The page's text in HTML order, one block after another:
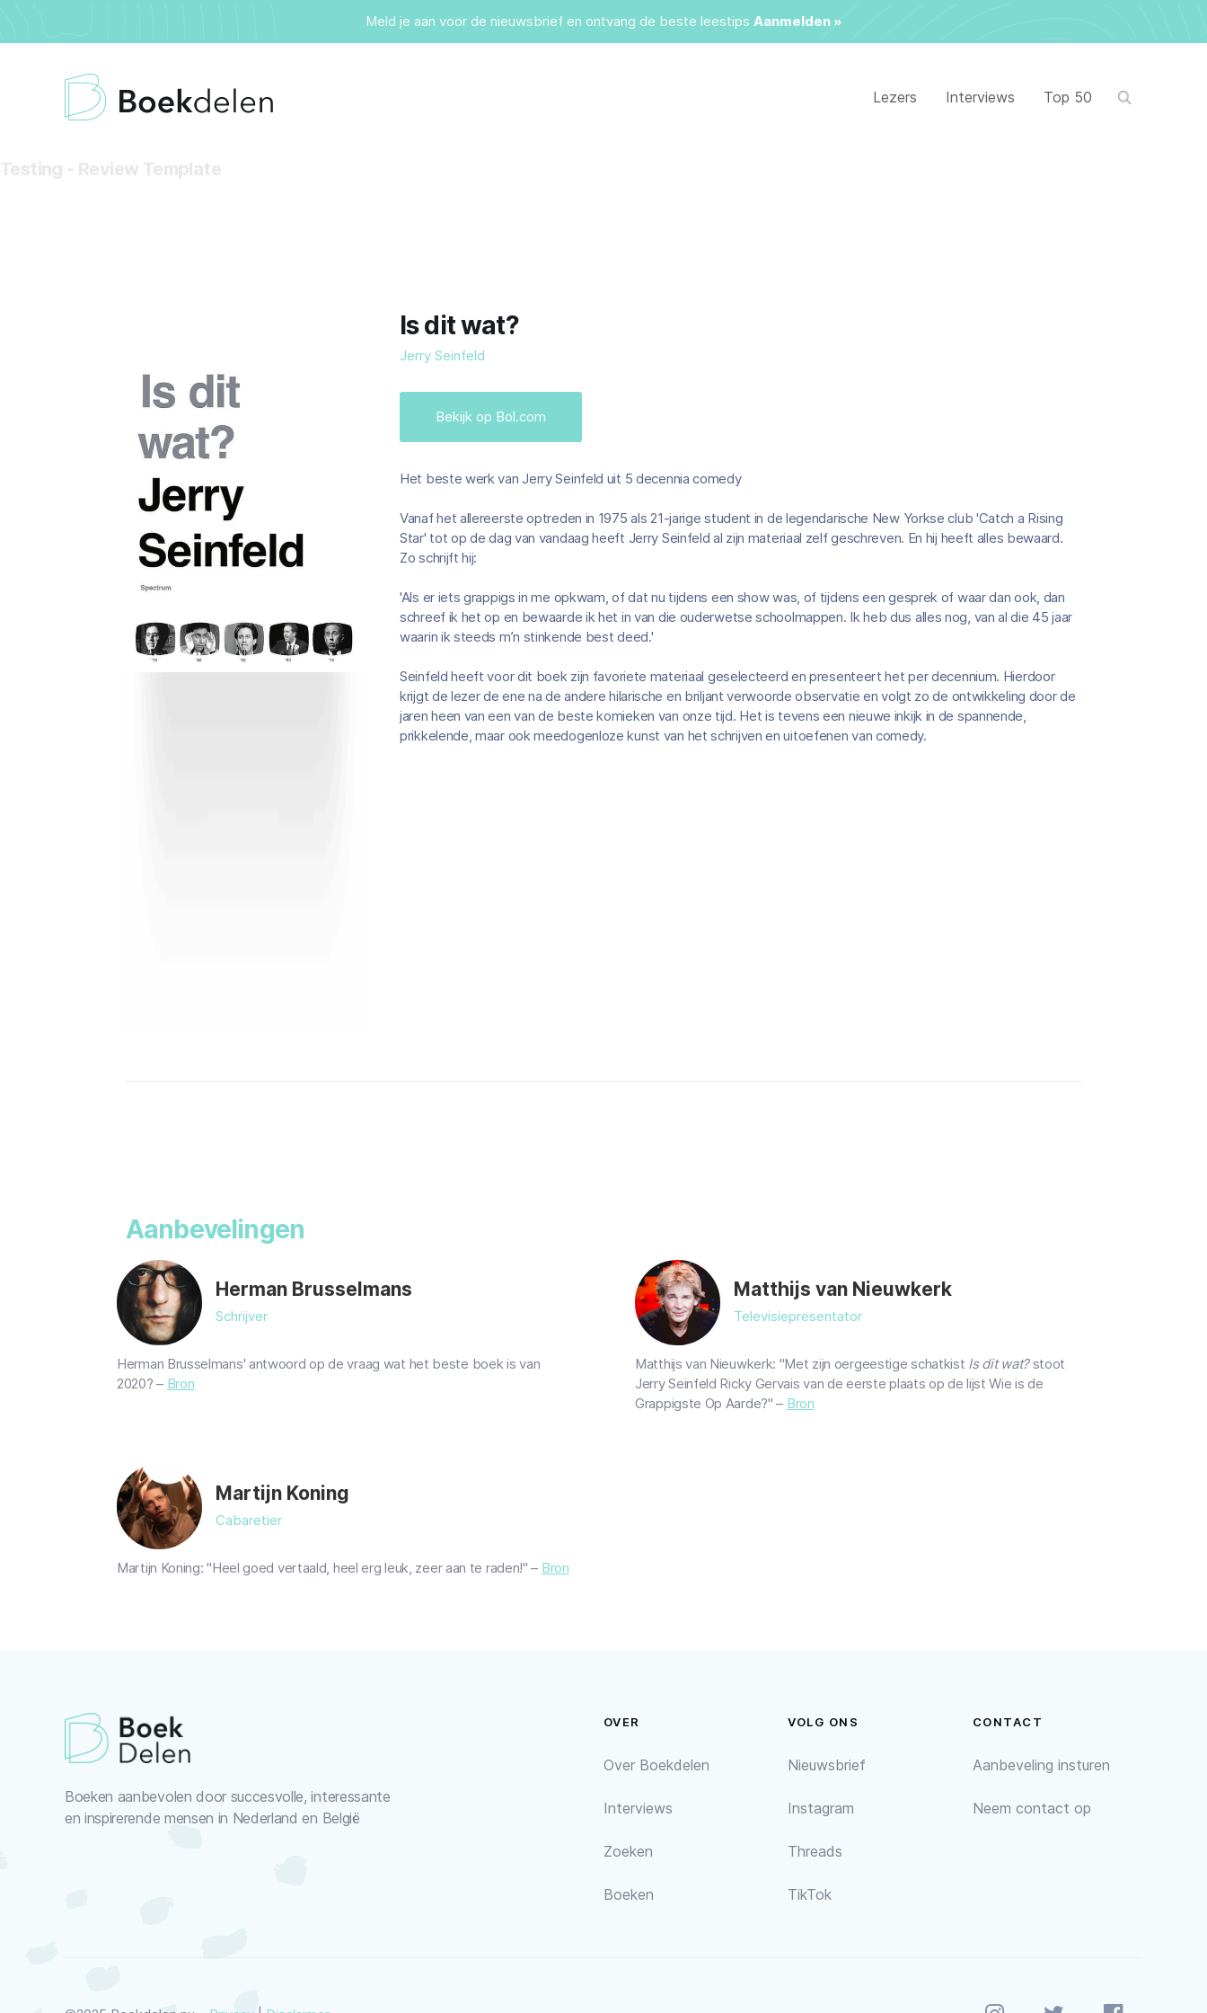
Meld je aan voor de nieuwsbrief en ontvang de beste leestips Aanmelden »
Lezers Interviews Top 50
Is dit wat?
Jerry Seinfeld
Bekijk op Bol.com
Het beste werk van Jerry Seinfeld uit 5 decennia comedy
Vanaf het allereerste optreden in 1975 als 21-jarige student in de legendarische New Yorkse club 'Catch a Rising
Star' tot op de dag van vandaag heeft Jerry Seinfeld al zijn materiaal zelf geschreven. En hij heeft alles bewaard.
Zo schrijft hij:
'Als er iets grappigs in me opkwam, of dat nu tijdens een show was, of tijdens een gesprek of waar dan ook, dan
schreef ik het op en bewaarde ik het in van die ouderwetse schoolmappen. Ik heb dus alles nog, van al die 45 jaar
waarin ik steeds m’n stinkende best deed.'
Seinfeld heeft voor dit boek zijn favoriete materiaal geselecteerd en presenteert het per decennium. Hierdoor
krijgt de lezer de ene na de andere hilarische en briljant verwoorde observatie en volgt zo de ontwikkeling door de
jaren heen van een van de beste komieken van onze tijd. Het is tevens een nieuwe inkijk in de spannende,
prikkelende, maar ook meedogenloze kunst van het schrijven en uitoefenen van comedy.
Aanbevelingen
Herman Brusselmans
Schrijver
Herman Brusselmans' antwoord op de vraag wat het beste boek is van
2020? – Bron
Matthijs van Nieuwkerk
Televisiepresentator
Matthijs van Nieuwkerk: "Met zijn oergeestige schatkist Is dit wat?stoot
Jerry Seinfeld Ricky Gervais van de eerste plaats op de lijst Wie is de
Grappigste Op Aarde?" – Bron
Martijn Koning
Cabaretier
Martijn Koning: "Heel goed vertaald, heel erg leuk, zeer aan te raden!" – Bron
Boeken aanbevolen door succesvolle, interessante
en inspirerende mensen in Nederland en België
OVER
Over Boekdelen
Interviews
Zoeken
Boeken
VOLG ONS
Nieuwsbrief
Instagram
Threads
TikTok
CONTACT
Aanbeveling insturen
Neem contact op